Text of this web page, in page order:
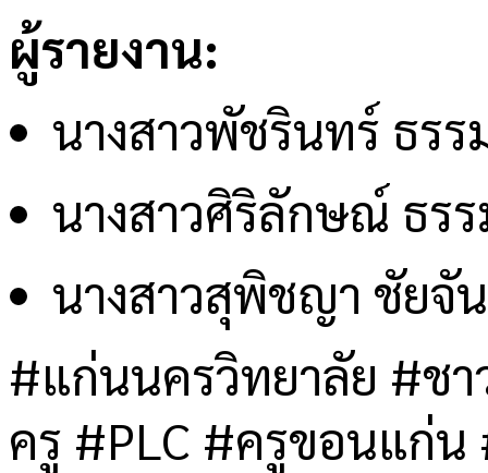
ผู้รายงาน:
นางสาวพัชรินทร์ ธรร
นางสาวศิริลักษณ์ ธร
นางสาวสุพิชญา ชัยจั
#แก่นนครวิทยาลัย #ช
ครู #PLC #ครูขอนแก่